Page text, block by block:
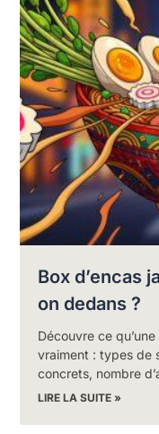
Box d’encas
on dedans ?
Découvre ce
vraiment : types de
concrets, nombre
LIRE LA SUITE »